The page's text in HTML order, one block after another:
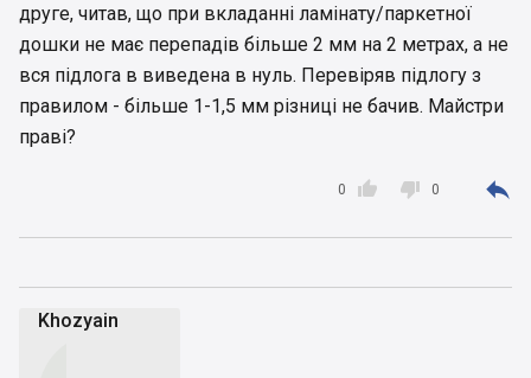
друге, читав, що при вкладанні ламінату/паркетної
дошки не має перепадів більше 2 мм на 2 метрах, а не
вся підлога в виведена в нуль. Перевіряв підлогу з
правилом - більше 1-1,5 мм різниці не бачив. Майстри
праві?

0  0 
Khozyain